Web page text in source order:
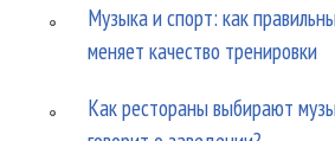
Музыка и спорт: как
меняет качество тренировки
Как рестораны выбирают